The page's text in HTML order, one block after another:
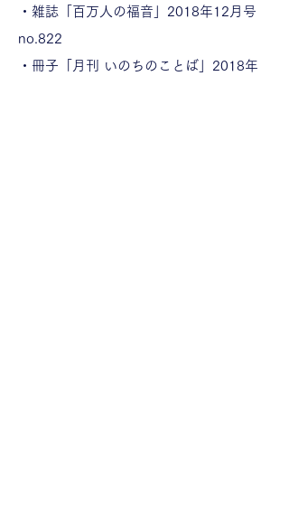
・雑誌 「百万人の福音」2018年12月号
no.822
・冊子 「月刊 いのちのことば」2018年